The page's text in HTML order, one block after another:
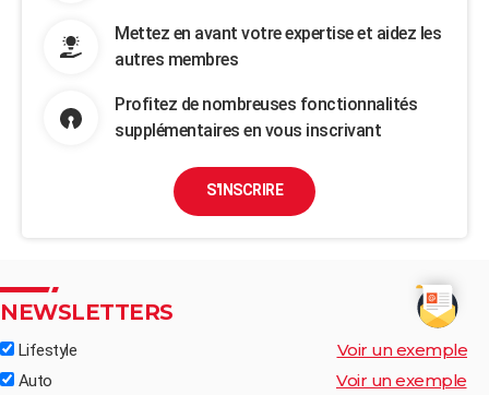
Mettez en avant votre expertise et aidez les
autres membres
Profitez de nombreuses fonctionnalités
supplémentaires en vous inscrivant
S'INSCRIRE
NEWSLETTERS
Lifestyle Voir un exemple
Auto Voir un exemple